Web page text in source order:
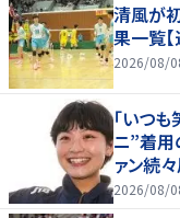
清風が
果一覧
2026/08/
「いつ
ニ”着用
ァン続
2026/08/